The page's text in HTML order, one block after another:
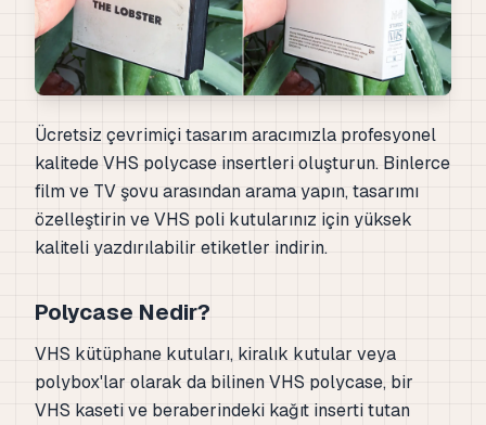
Ücretsiz çevrimiçi tasarım aracımızla profesyonel
kalitede VHS polycase insertleri oluşturun. Binlerce
film ve TV şovu arasından arama yapın, tasarımı
özelleştirin ve VHS poli kutularınız için yüksek
kaliteli yazdırılabilir etiketler indirin.
Polycase Nedir?
VHS kütüphane kutuları, kiralık kutular veya
polybox'lar olarak da bilinen VHS polycase, bir
VHS kaseti ve beraberindeki kağıt inserti tutan